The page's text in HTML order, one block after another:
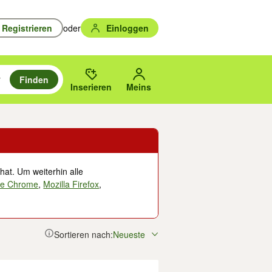
Registrieren oder Einloggen
und mit Eingabetaste auswählen.
zu suchen, oder Vorschläge mit den Pfeiltasten nach oben/
gewählten Orts oder PLZ.
Finden
Inserieren Meins
Um weiterhin alle
Chrome, Mozilla Firefox,
Sortieren nach:Neueste